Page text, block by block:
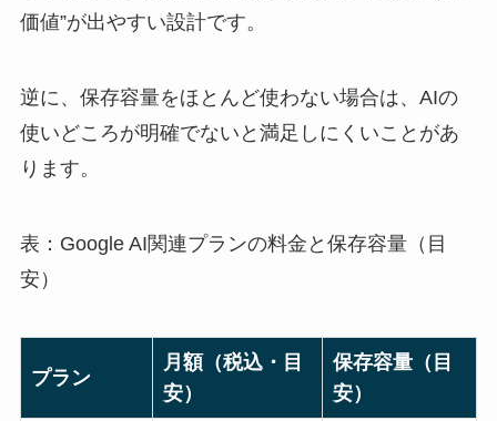
価値”が出やすい設計です。
逆に、保存容量をほとんど使わない場合は、AIの
使いどころが明確でないと満足しにくいことがあ
ります。
表：Google AI関連プランの料金と保存容量（目
安）
プラン
月額（税込・目
安）
保存容量（目
安）